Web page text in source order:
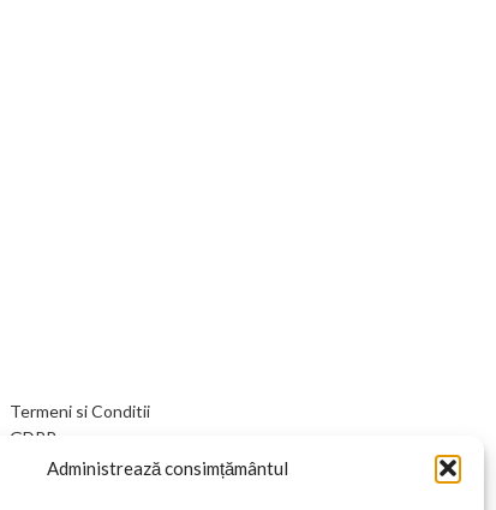
Administrează consimțământul
Termeni si Conditii
GDPR
Livrare si Retur